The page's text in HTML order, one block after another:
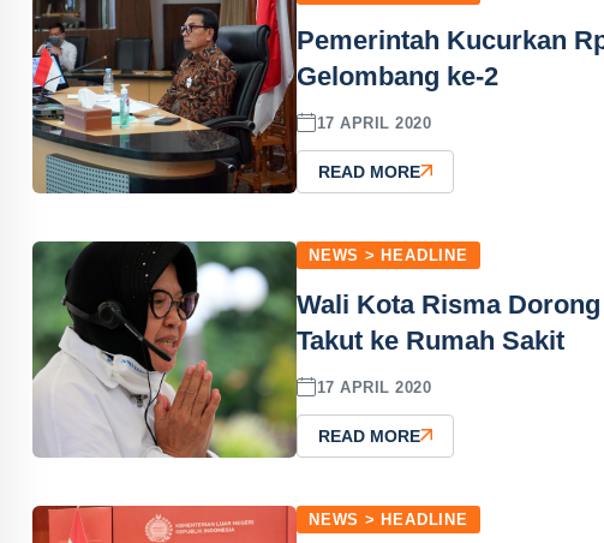
Pemerintah Kucurkan
Gelombang ke-2
17 APRIL 2020
READ MORE
NEWS > HEADLINE
Wali Kota Risma
Takut ke Rumah Sakit
17 APRIL 2020
READ MORE
NEWS > HEADLINE